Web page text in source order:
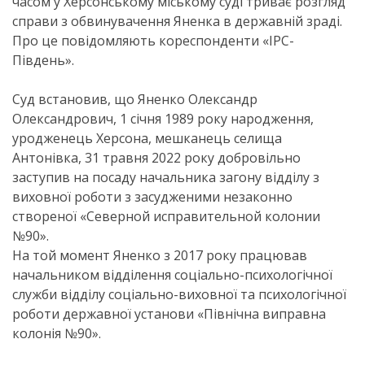
справи з обвинувачення Яненка в державній зраді.
Про це повідомляють кореспонденти «ІРС-
Південь».
Суд встановив, що Яненко Олександр
Олександрович, 1 січня 1989 року народження,
уродженець Херсона, мешканець селища
Антонівка, 31 травня 2022 року добровільно
заступив на посаду начальника загону відділу з
виховної роботи з засудженими незаконно
створеної «Северной исправительной колонии
№90».
На той момент Яненко з 2017 року працював
начальником відділення соціально-психологічної
служби відділу соціально-виховної та психологічної
роботи державної установи «Північна виправна
колонія №90».